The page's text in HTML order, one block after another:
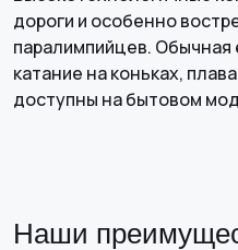
дороги и особенно
паралимпийцев. Обычная
катание на коньках,
доступны на бытовом
Наши